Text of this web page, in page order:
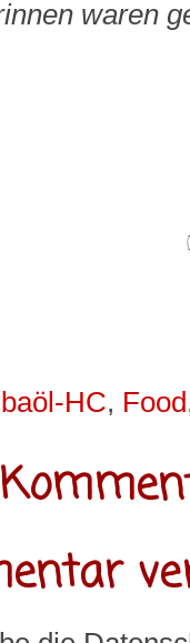
waren
HC, Food